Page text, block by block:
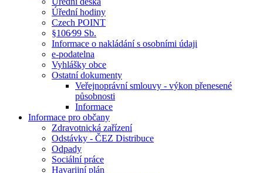
Úřední hodiny
Czech POINT
§106⁄99 Sb.
Informace o nakládání s osobními údaji
e-podatelna
Vyhlášky obce
Ostatní dokumenty
Veřejnoprávní smlouvy - výkon přenesené
působnosti
Informace
Informace pro občany
Zdravotnická zařízení
Odstávky - ČEZ Distribuce
Odpady
Sociální práce
Havarijní plán